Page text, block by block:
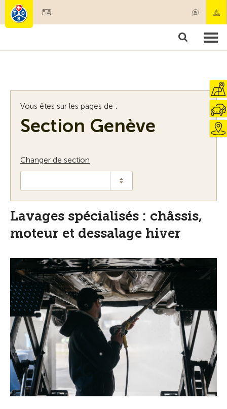
Membres & prestations
Vous êtes sur les pages de :
Section Genève
Changer de section
Lavages spécialisés : châssis,
moteur et dessalage hiver